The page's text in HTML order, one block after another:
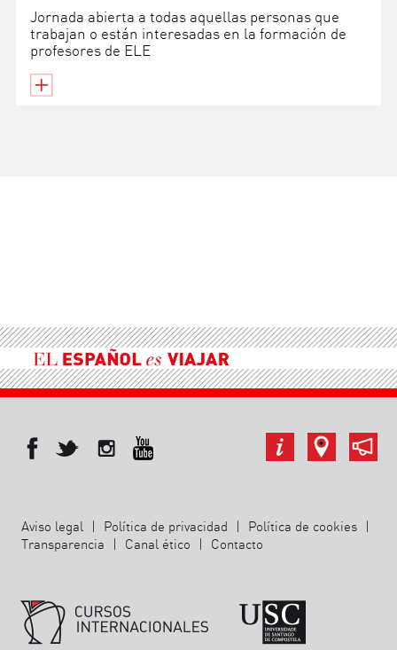
Jornada abierta a todas aquellas personas que
trabajan o están interesadas en la formación de
profesores de ELE
Aviso legal Política de privacidad Política de cookies
Transparencia
Canal ético Contacto